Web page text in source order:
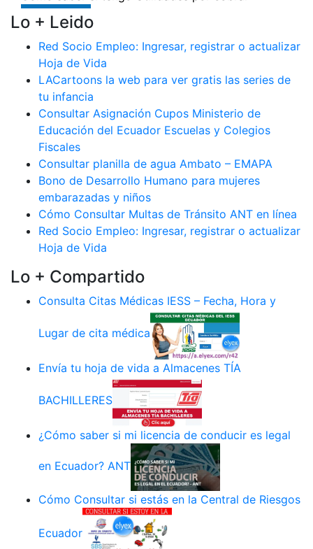
Lo + Leido
Red Socio Empleo: Ingresar, registrar o actualizar
Hoja de Vida
LACartoons la web para ver gratis las series de
tu infancia
Consultar Asignación Cupos Ministerio de
Educación del Ecuador Escuelas y Colegios
Fiscales
Consultar planilla de agua Ambato – EMAPA
Bono de Desarrollo Humano para mujeres
embarazadas y niños
Cómo Consultar Multas de Tránsito ANT en línea
Red Socio Empleo: Ingresar, registrar o actualizar
Hoja de Vida
Lo + Compartido
Consulta Citas Médicas IESS – Fecha, Hora y
Lugar de cita médica
Envía tu hoja de vida a Almacenes TÍA
BACHILLERES
¿Cómo saber si mi licencia de conducir es legal
en Ecuador? ANT
Cómo Consultar si estás en la Central de Riesgos
Ecuador